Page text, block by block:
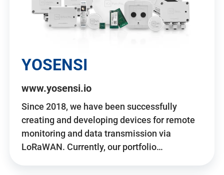
YOSENSI
www.yosensi.io
Since 2018, we have been successfully
creating and developing devices for remote
monitoring and data transmission via
LoRaWAN. Currently, our portfolio…